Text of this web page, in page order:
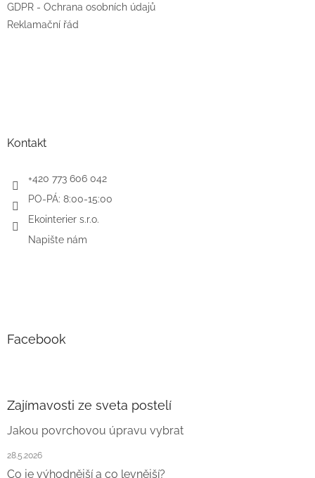
GDPR - Ochrana osobních údajů
Reklamační řád
Kontakt
+420 773 606 042
PO-PÁ: 8:00-15:00
Ekointerier s.r.o.
Napište nám
Facebook
Zajímavosti ze sveta postelí
Jakou povrchovou úpravu vybrat
28.5.2026
Co je výhodnější a co levnější?